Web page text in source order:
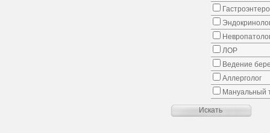
ЛОР
Ведение
Аллерголог
Мануальный